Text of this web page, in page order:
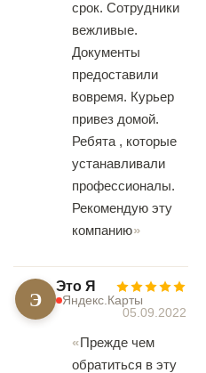
срок. Сотрудники
вежливые.
Документы
предоставили
вовремя. Курьер
привез домой.
Ребята , которые
устанавливали
профессионалы.
Рекомендую эту
компанию
Э Это Я
Яндекс.Карты
05.09.2022
Прежде чем
обратиться в эту